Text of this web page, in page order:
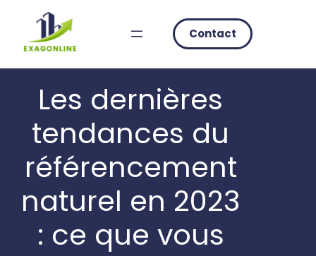
content
Contact
Les dernières
tendances du
référencement
naturel en 2023
: ce que vous